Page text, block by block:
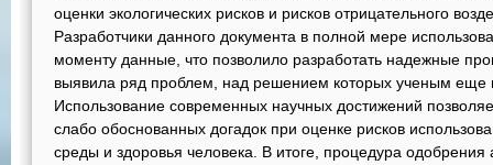
оценки экологических рисков и рисков отрицательного
Разработчики данного документа в полной мере
моменту данные, что позволило разработать надежные
выявила ряд проблем, над решением которых ученым еще
Использование современных научных достижений
слабо обоснованных догадок при оценке рисков
среды и здоровья человека. В итоге, процедура